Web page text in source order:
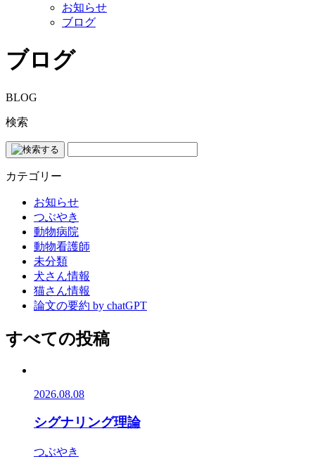
お知らせ
ブログ
ブログ
BLOG
検索
カテゴリー
お知らせ
つぶやき
動物病院
動物看護師
未分類
犬さん情報
猫さん情報
論文の要約 by chatGPT
すべての投稿
2026.08.08
シグナリング理論
つぶやき